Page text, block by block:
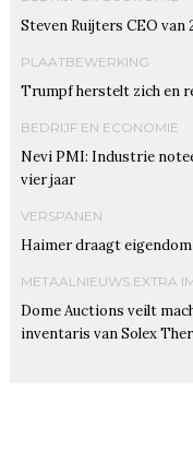
Steven Ruijters CEO van
PLAATBEWERKING
Trumpf herstelt zich en
BEDRIJF EN ECONOMIE
Nevi PMI: Industrie
vier jaar
VERSPANEN
Haimer draagt
METAALNIEUWS EXTRA
Dome Auctions veilt
inventaris van Solex